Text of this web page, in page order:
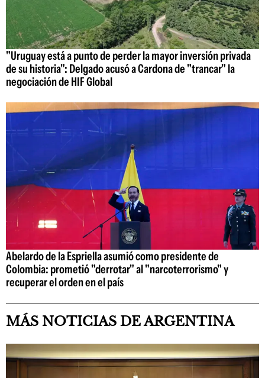
"Uruguay está a punto de perder la mayor inversión privada
de su historia": Delgado acusó a Cardona de "trancar" la
negociación de HIF Global
Abelardo de la Espriella asumió como presidente de
Colombia: prometió "derrotar" al "narcoterrorismo" y
recuperar el orden en el país
MÁS NOTICIAS DE ARGENTINA